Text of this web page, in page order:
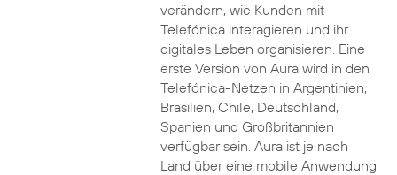
verändern, wie Kunden mit
Telefónica interagieren und ihr
digitales Leben organisieren. Eine
erste Version von Aura wird in den
Telefónica-Netzen in Argentinien,
Brasilien, Chile, Deutschland,
Spanien und Großbritannien
verfügbar sein. Aura ist je nach
Land über eine mobile Anwendung